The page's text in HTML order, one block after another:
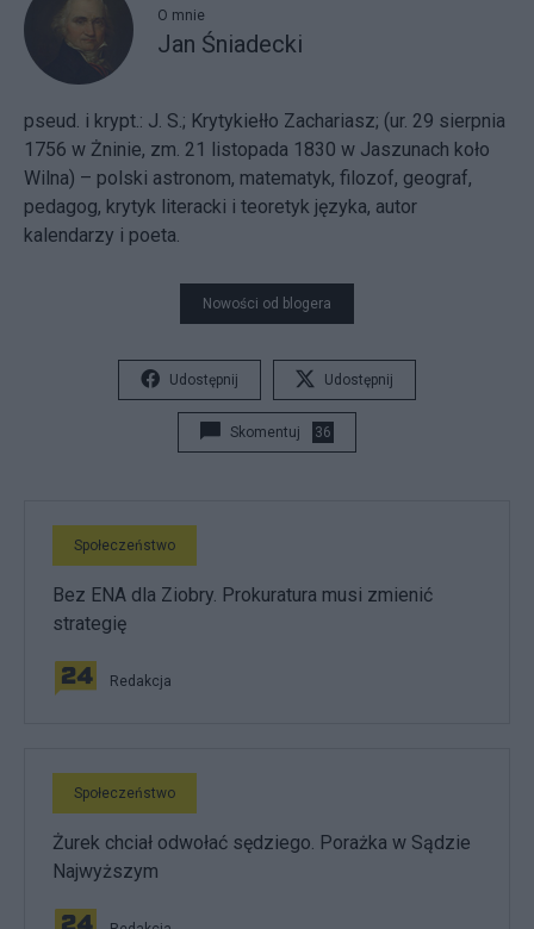
O mnie
Jan Śniadecki
pseud. i krypt.: J. S.; Krytykiełło Zachariasz; (ur. 29 sierpnia
1756 w Żninie, zm. 21 listopada 1830 w Jaszunach koło
Wilna) – polski astronom, matematyk, filozof, geograf,
pedagog, krytyk literacki i teoretyk języka, autor
kalendarzy i poeta.
Nowości od blogera
Udostępnij Udostępnij
Skomentuj 36
Społeczeństwo
Bez ENA dla Ziobry. Prokuratura musi zmienić
strategię
Redakcja
Społeczeństwo
Żurek chciał odwołać sędziego. Porażka w Sądzie
Najwyższym